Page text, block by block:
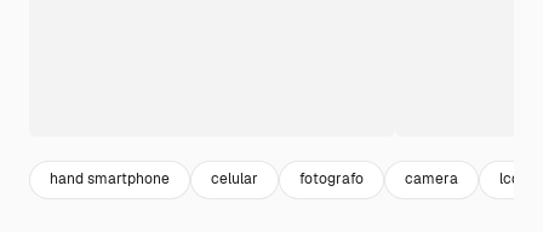
hand smartphone celular fotografo camera lcd